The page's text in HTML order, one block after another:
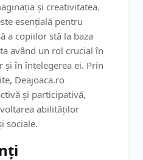
și creativitatea.
esențială pentru
a copiilor stă la baza
având un rol crucial în
în înțelegerea ei. Prin
Deajoaca.ro
și participativă,
abilităților
sociale.